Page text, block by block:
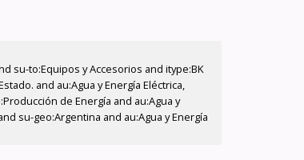
su-to:Equipos y Accesorios and itype:BK
and au:Agua y Energía Eléctrica,
de Energía and au:Agua y
su-geo:Argentina and au:Agua y Energía